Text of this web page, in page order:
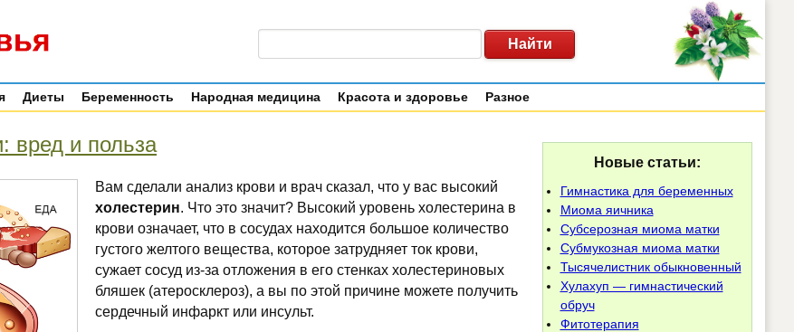
Диеты Беременность Народная медицина Красота и здоровье Разное
вред и польза
Вам сделали анализ крови и врач сказал, что у вас высокий
холестерин. Что это значит? Высокий уровень холестерина в
крови означает, что в сосудах находится большое количество
густого желтого вещества, которое затрудняет ток крови,
сужает сосуд из-за отложения в его стенках холестериновых
бляшек (атеросклероз), а вы по этой причине можете получить
сердечный инфаркт или инсульт.
Новые статьи:
Гимнастика для беременных
Миома яичника
Субсерозная миома матки
Субмукозная миома матки
Тысячелистник обыкновенный
Хулахуп — гимнастический
обруч
Фитотерапия